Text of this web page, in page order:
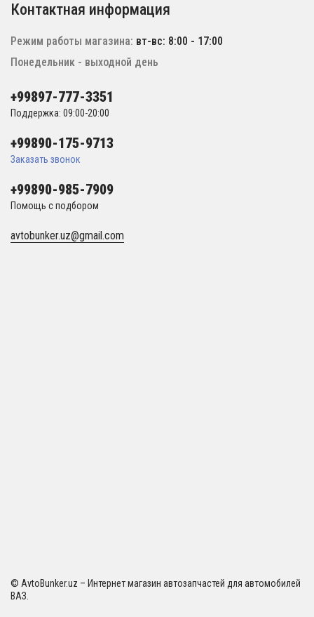
Контактная информация
Режим работы магазина: вт-вс: 8:00 - 17:00
Понедельник - выходной день
+99897-777-3351
Поддержка: 09:00-20:00
+99890-175-9713
Заказать звонок
+99890-985-7909
Помощь с подбором
avtobunker.uz@gmail.com
© AvtoBunker.uz – Интернет магазин автозапчастей для автомобилей
ВАЗ.